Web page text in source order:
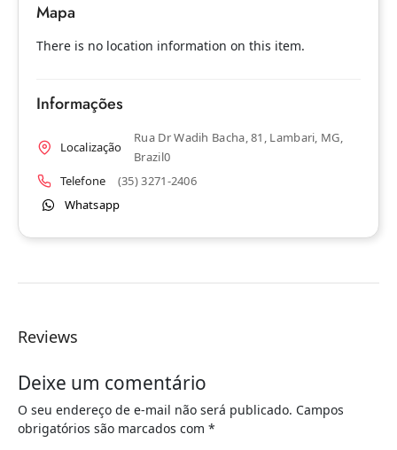
Mapa
There is no location information on this item.
Informações
Localização
Rua Dr Wadih Bacha, 81, Lambari, MG,
Brazil0
Telefone
(35) 3271-2406
Whatsapp
Reviews
Deixe um comentário
O seu endereço de e-mail não será publicado. Campos
obrigatórios são marcados com *